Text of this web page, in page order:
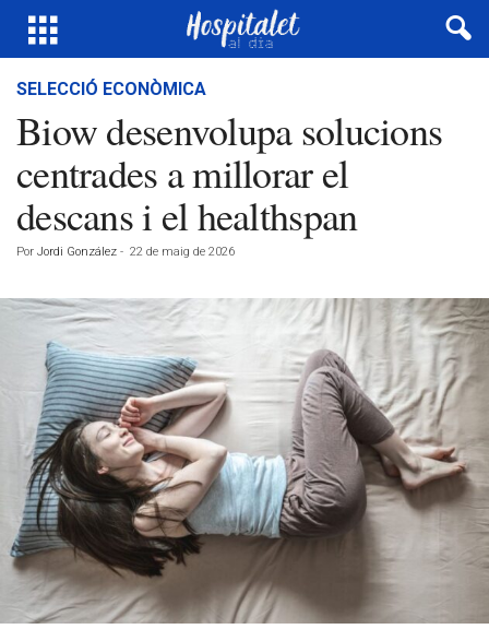
SELECCIÓ ECONÒMICA
Biow desenvolupa solucions
centrades a millorar el
descans i el healthspan
Por Jordi González - 22 de maig de 2026